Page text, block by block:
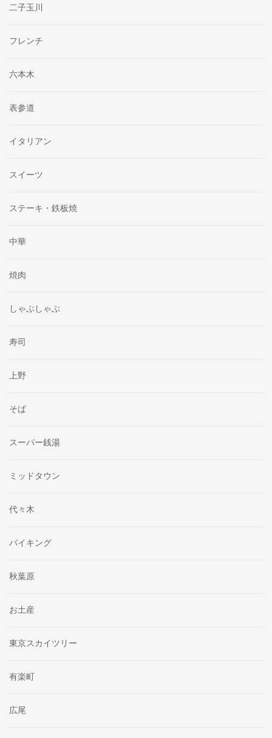
二子玉川
フレンチ
六本木
表参道
イタリアン
スイーツ
ステーキ・鉄板焼
中華
焼肉
しゃぶしゃぶ
寿司
上野
そば
スーパー銭湯
ミッドタウン
代々木
バイキング
秋葉原
お土産
東京スカイツリー
有楽町
広尾